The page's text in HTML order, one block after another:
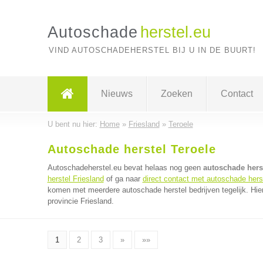
Autoschade herstel.eu
VIND AUTOSCHADEHERSTEL BIJ U IN DE BUURT!
Nieuws Zoeken Contact
U bent nu hier: Home» Friesland » Teroele
Autoschade herstel Teroele
Autoschadeherstel.eu bevat helaas nog geen autoschade
herstel Friesland of ga naar direct contact met autoschade
komen met meerdere autoschade herstel bedrijven tegelijk.
provincie Friesland.
1 2 3 » »»